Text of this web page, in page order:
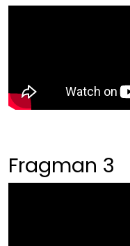
Fragman 3